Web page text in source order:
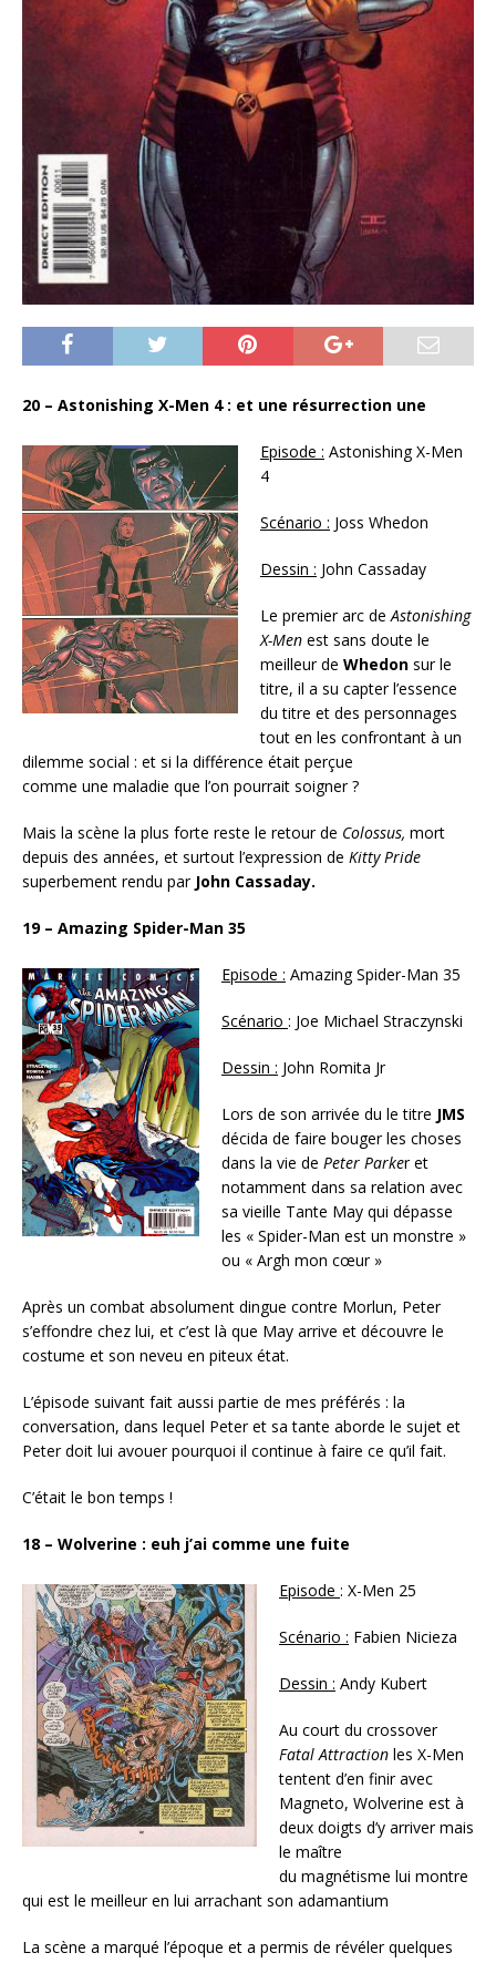
20 – Astonishing X-Men 4 : et une résurrection une
Episode : Astonishing X-Men
4
Scénario : Joss Whedon
Dessin : John Cassaday
Le premier arc de Astonishing
X-Men est sans doute le
meilleur de Whedon sur le
titre, il a su capter l’essence
du titre et des personnages
tout en les confrontant à un
dilemme social : et si la différence était perçue
comme une maladie que l’on pourrait soigner ?
Mais la scène la plus forte reste le retour de Colossus, mort
depuis des années, et surtout l’expression de Kitty Pride
superbement rendu par John Cassaday.
19 – Amazing Spider-Man 35
Episode : Amazing Spider-Man 35
Scénario : Joe Michael Straczynski
Dessin : John Romita Jr
Lors de son arrivée du le titre JMS
décida de faire bouger les choses
dans la vie de Peter Parker et
notamment dans sa relation avec
sa vieille Tante May qui dépasse
les « Spider-Man est un monstre »
ou « Argh mon cœur »
Après un combat absolument dingue contre Morlun, Peter
s’effondre chez lui, et c’est là que May arrive et découvre le
costume et son neveu en piteux état.
L’épisode suivant fait aussi partie de mes préférés : la
conversation, dans lequel Peter et sa tante aborde le sujet et
Peter doit lui avouer pourquoi il continue à faire ce qu’il fait.
C’était le bon temps !
18 – Wolverine : euh j’ai comme une fuite
Episode : X-Men 25
Scénario : Fabien Nicieza
Dessin : Andy Kubert
Au court du crossover
Fatal Attraction les X-Men
tentent d’en finir avec
Magneto, Wolverine est à
deux doigts d’y arriver mais
le maître
du magnétisme lui montre
qui est le meilleur en lui arrachant son adamantium
La scène a marqué l’époque et a permis de révéler quelques